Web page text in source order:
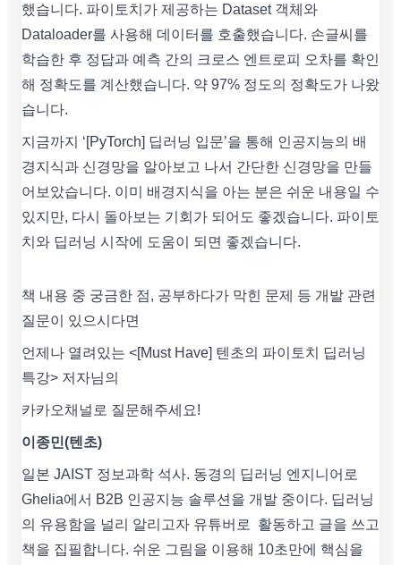
했습니다. 파이토치가 제공하는 Dataset 객체와
Dataloader를 사용해 데이터를 호출했습니다. 손글씨를
학습한 후 정답과 예측 간의 크로스 엔트로피 오차를 확인
해 정확도를 계산했습니다. 약 97% 정도의 정확도가 나왔
습니다.
지금까지 ‘[PyTorch] 딥러닝 입문’을 통해 인공지능의 배
경지식과 신경망을 알아보고 나서 간단한 신경망을 만들
어보았습니다. 이미 배경지식을 아는 분은 쉬운 내용일 수
있지만, 다시 돌아보는 기회가 되어도 좋겠습니다. 파이토
치와 딥러닝 시작에 도움이 되면 좋겠습니다.
책 내용 중 궁금한 점, 공부하다가 막힌 문제 등 개발 관련
질문이 있으시다면
언제나 열려있는 <[Must Have] 텐초의 파이토치 딥러닝
특강> 저자님의
카카오채널로 질문해주세요!
이종민(텐초)
일본 JAIST 정보과학 석사. 동경의 딥러닝 엔지니어로
Ghelia에서 B2B 인공지능 솔루션을 개발 중이다. 딥러닝
의 유용함을 널리 알리고자 유튜버로 활동하고 글을 쓰고
책을 집필합니다. 쉬운 그림을 이용해 10초만에 핵심을